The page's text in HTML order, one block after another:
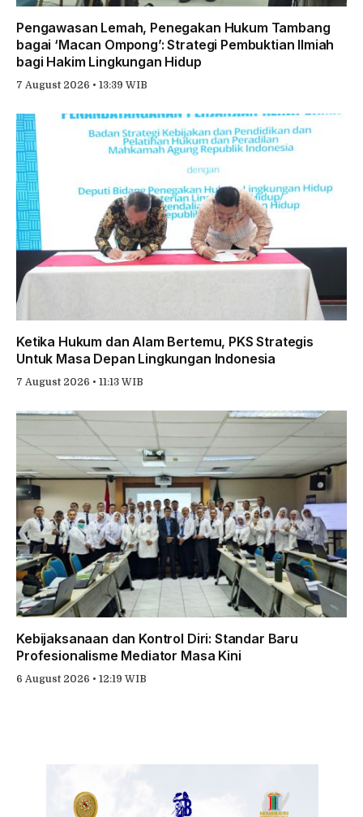
Pengawasan Lemah, Penegakan Hukum Tambang
bagai ‘Macan Ompong’: Strategi Pembuktian Ilmiah
bagi Hakim Lingkungan Hidup
7 August 2026 • 13:39 WIB
Ketika Hukum dan Alam Bertemu, PKS Strategis
Untuk Masa Depan Lingkungan Indonesia
7 August 2026 • 11:13 WIB
Kebijaksanaan dan Kontrol Diri: Standar Baru
Profesionalisme Mediator Masa Kini
6 August 2026 • 12:19 WIB